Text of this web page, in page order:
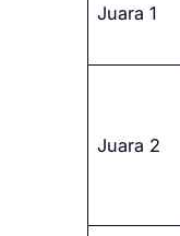
Juara 1
Juara 2